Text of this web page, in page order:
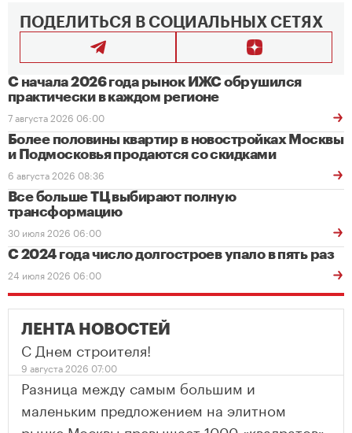
ПОДЕЛИТЬСЯ В СОЦИАЛЬНЫХ СЕТЯХ
С начала 2026 года рынок ИЖС обрушился
практически в каждом регионе
7 августа 2026 06:00
Более половины квартир в новостройках Москвы
и Подмосковья продаются со скидками
6 августа 2026 08:36
Все больше ТЦ выбирают полную
трансформацию
30 июля 2026 06:00
С 2024 года число долгостроев упало в пять раз
24 июля 2026 06:00
ЛЕНТА НОВОСТЕЙ
С Днем строителя!
9 августа 2026 07:00
Разница между самым большим и
маленьким предложением на элитном